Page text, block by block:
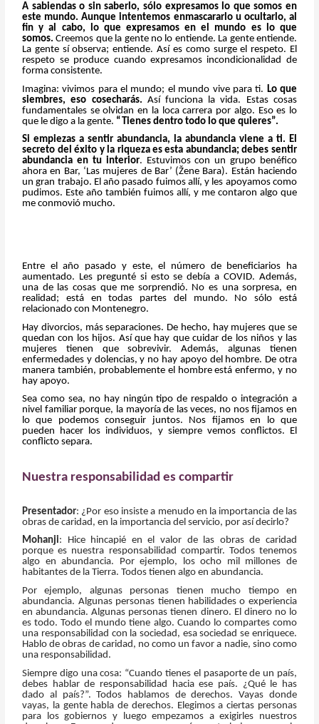
A sabiendas o sin saberlo, sólo expresamos lo que somos en
este mundo. Aunque intentemos enmascararlo u ocultarlo, al
fin y al cabo, lo que expresamos en el mundo es lo que
somos. Creemos que la gente no lo entiende. La gente entiende.
La gente sí observa; entiende. Así es como surge el respeto. El
respeto se produce cuando expresamos incondicionalidad de
forma consistente.
Imagina: vivimos para el mundo; el mundo vive para ti. Lo que
siembres, eso cosecharás. Así funciona la vida. Estas cosas
fundamentales se olvidan en la loca carrera por algo. Eso es lo
que le digo a la gente. “Tienes dentro todo lo que quieres”.
Si empiezas a sentir abundancia, la abundancia viene a ti. El
secreto del éxito y la riqueza es esta abundancia; debes sentir
abundancia en tu interior. Estuvimos con un grupo benéfico
ahora en Bar, ‘Las mujeres de Bar’ (Žene Bara). Están haciendo
un gran trabajo. El año pasado fuimos allí, y les apoyamos como
pudimos. Este año también fuimos allí, y me contaron algo que
me conmovió mucho.
Entre el año pasado y este, el número de beneficiarios ha
aumentado. Les pregunté si esto se debía a COVID. Además,
una de las cosas que me sorprendió. No es una sorpresa, en
realidad; está en todas partes del mundo. No sólo está
relacionado con Montenegro.
Hay divorcios, más separaciones. De hecho, hay mujeres que se
quedan con los hijos. Así que hay que cuidar de los niños y las
mujeres tienen que sobrevivir. Además, algunas tienen
enfermedades y dolencias, y no hay apoyo del hombre. De otra
manera también, probablemente el hombre está enfermo, y no
hay apoyo.
Sea como sea, no hay ningún tipo de respaldo o integración a
nivel familiar porque, la mayoría de las veces, no nos fijamos en
lo que podemos conseguir juntos. Nos fijamos en lo que
pueden hacer los individuos, y siempre vemos conflictos. El
conflicto separa.
Nuestra responsabilidad es compartir
Presentador: ¿Por eso insiste a menudo en la importancia de las
obras de caridad, en la importancia del servicio, por así decirlo?
Mohanji: Hice hincapié en el valor de las obras de caridad
porque es nuestra responsabilidad compartir. Todos tenemos
algo en abundancia. Por ejemplo, los ocho mil millones de
habitantes de la Tierra. Todos tienen algo en abundancia.
Por ejemplo, algunas personas tienen mucho tiempo en
abundancia. Algunas personas tienen habilidades o experiencia
en abundancia. Algunas personas tienen dinero. El dinero no lo
es todo. Todo el mundo tiene algo. Cuando lo compartes como
una responsabilidad con la sociedad, esa sociedad se enriquece.
Hablo de obras de caridad, no como un favor a nadie, sino como
una responsabilidad.
Siempre digo una cosa: “Cuando tienes el pasaporte de un país,
debes hablar de responsabilidad hacia ese país. ¿Qué le has
dado al país?”. Todos hablamos de derechos. Vayas donde
vayas, la gente habla de derechos. Elegimos a ciertas personas
para los gobiernos y luego empezamos a exigirles nuestros